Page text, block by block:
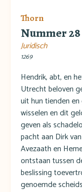
Thorn
Nummer 28
Juridisch
1269
Hendrik, abt, en
Utrecht beloven
uit hun tienden
wisselen en dit
geven als
pacht aan Dirk
Avezaath en
ontstaan tussen
beslissing
genoemde